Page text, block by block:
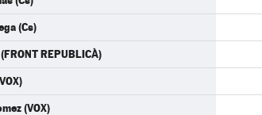
(Cs)
REPUBLICÀ)
(VOX)